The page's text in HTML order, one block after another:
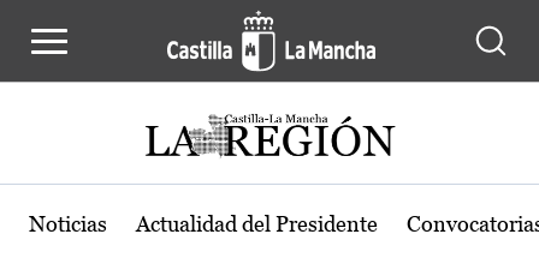
Noticias Actualidad del Presidente